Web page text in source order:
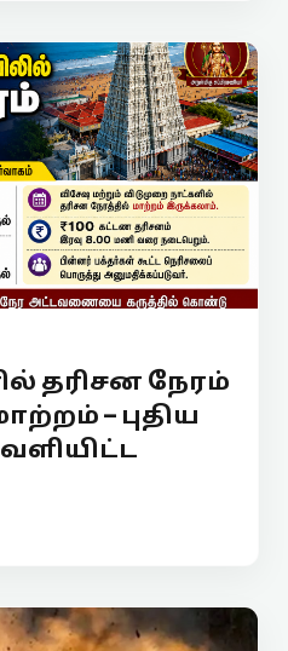
தரிசன நேரம்
– புதிய